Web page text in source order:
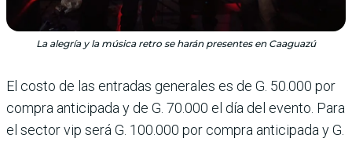
La alegría y la música retro se harán presentes en Caaguazú
El costo de las entradas generales es de G. 50.000 por
compra anticipada y de G. 70.000 el día del evento. Para
el sector vip será G. 100.000 por compra anticipada y G.